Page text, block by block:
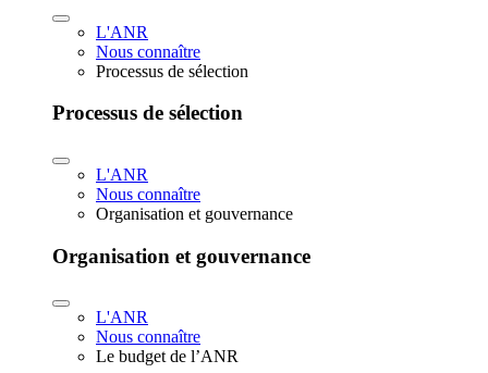
L'ANR
Nous connaître
Processus de sélection
Processus de sélection
L'ANR
Nous connaître
Organisation et gouvernance
Organisation et gouvernance
L'ANR
Nous connaître
Le budget de l’ANR